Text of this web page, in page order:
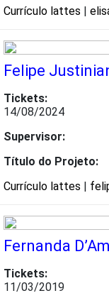
Currículo lattes |
Felipe
Tickets:
14/08/2024
Supervisor:
Título do Projeto:
Currículo lattes |
Fernanda
Tickets:
11/03/2019